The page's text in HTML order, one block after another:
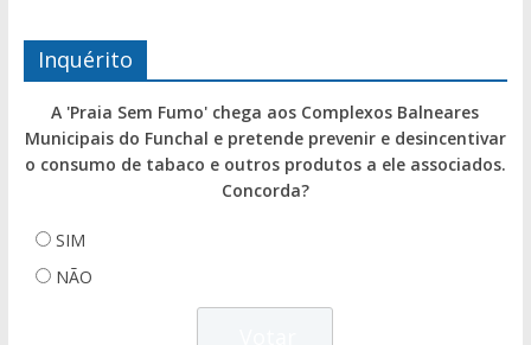
Inquérito
A 'Praia Sem Fumo' chega aos Complexos Balneares
Municipais do Funchal e pretende prevenir e desincentivar
o consumo de tabaco e outros produtos a ele associados.
Concorda?
SIM
NÃO